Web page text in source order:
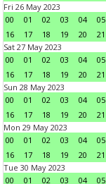
Fri 26 May 2023
00
01 02 03 04 05
16
17 18 19 20 21
Sat 27 May 2023
00
01 02 03 04 05
16
17 18 19 20 21
Sun 28 May 2023
00
01 02 03 04 05
16
17 18 19 20 21
Mon 29 May 2023
00
01 02 03 04 05
16
17 18 19 20 21
Tue 30 May 2023
00
01 02 03 04 05